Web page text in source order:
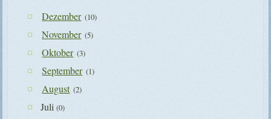
Dezember (10)
November (5)
Oktober (3)
September (1)
August (2)
Juli(0)